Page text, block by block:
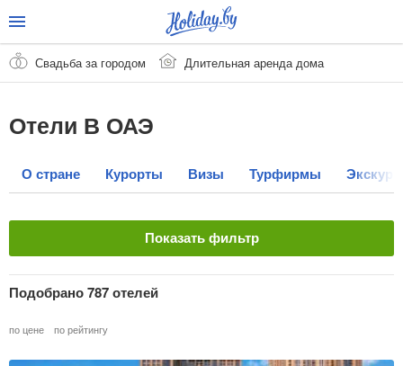
Свадьба за городом Длительная аренда дома
Отели В ОАЭ
О стране Курорты Визы Турфирмы
Показать фильтр
Подобрано 787 отелей
по цене по рейтингу